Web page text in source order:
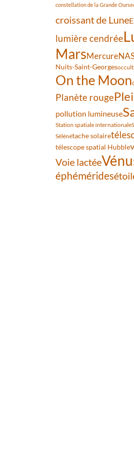
constellation de la Grande Ourse
croissant de Lune
lumière cendrée
MarsMercure
Nuits-Saint-Georges
On the Moon
Planète rouge
pollution lumineuse
Station spatiale internationale
Sélénétache solaire
télescope spatial Hubble
Voie lactée
éphémérides